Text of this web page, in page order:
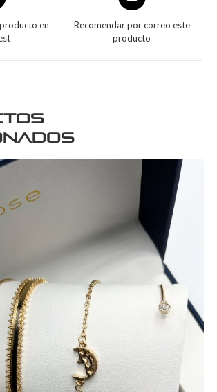
en
Recomendar por correo este
producto